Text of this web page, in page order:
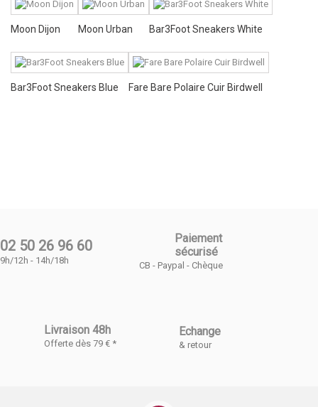
Moon Dijon Moon Urban Bar3Foot Sneakers White
Bar3Foot Sneakers Blue Fare Bare Polaire Cuir Birdwell
02 50 26 96 60
9h/12h - 14h/18h
Paiement
sécurisé
CB - Paypal - Chèque
Livraison 48h
Offerte dès 79 € *
Echange
& retour